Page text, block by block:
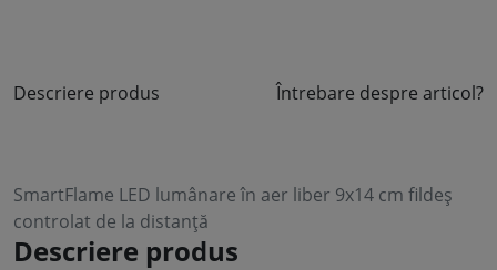
Descriere produs Întrebare despre articol?
SmartFlame LED lumânare în aer liber 9x14 cm fildeș
controlat de la distanță
Descriere produs